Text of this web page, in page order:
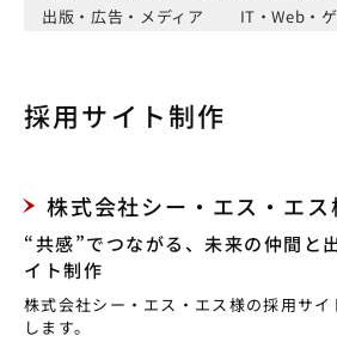
出版・広告・メディア
IT・Web・
採用サイト制作
株式会社シー・エス・エス
“共感”でつながる、未来の仲間と
イト制作
株式会社シー・エス・エス様の採用サ
します。